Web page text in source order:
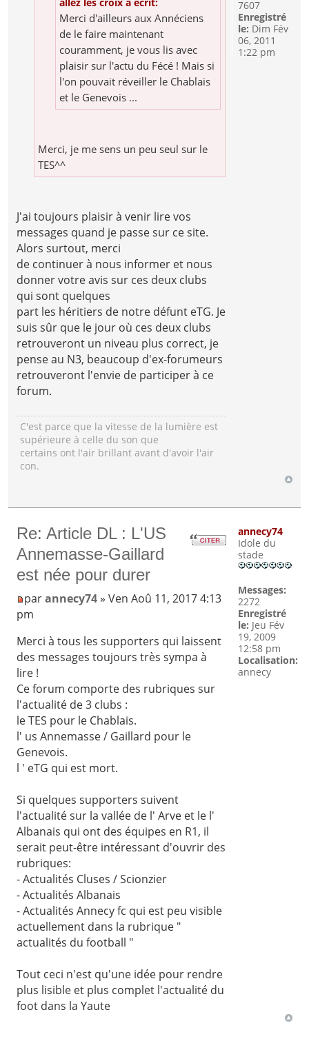
Merci d'ailleurs aux Annéciens
de le faire maintenant
couramment, je vous lis avec
plaisir sur l'actu du Fécé ! Mais si
l'on pouvait réveiller le Chablais
et le Genevois ...
Merci, je me sens un peu seul sur le
TES^^
J'ai toujours plaisir à venir lire vos
messages quand je passe sur ce site.
Alors surtout, merci
de continuer à nous informer et nous
donner votre avis sur ces deux clubs
qui sont quelques
part les héritiers de notre défunt eTG. Je
suis sûr que le jour où ces deux clubs
retrouveront un niveau plus correct, je
pense au N3, beaucoup d'ex-forumeurs
retrouveront l'envie de participer à ce
forum.
C'est parce que la vitesse de la lumière est
supérieure à celle du son que
certains ont l'air brillant avant d'avoir l'air
con.
7607
Enregistré
le: Dim Fév
06, 2011
1:22 pm
Re: Article DL : L'US
Annemasse-Gaillard
est née pour durer
parannecy74» Ven Aoû 11, 2017 4:13
pm
Merci à tous les supporters qui laissent
des messages toujours très sympa à
lire !
Ce forum comporte des rubriques sur
l'actualité de 3 clubs :
le TES pour le Chablais.
l' us Annemasse / Gaillard pour le
Genevois.
l ' eTG qui est mort.
Si quelques supporters suivent
l'actualité sur la vallée de l' Arve et le l'
Albanais qui ont des équipes en R1, il
serait peut-être intéressant d'ouvrir des
rubriques:
- Actualités Cluses / Scionzier
- Actualités Albanais
- Actualités Annecy fc qui est peu visible
actuellement dans la rubrique "
actualités du football "
Tout ceci n'est qu'une idée pour rendre
plus lisible et plus complet l'actualité du
foot dans la Yaute
annecy74
Idole du
stade
Messages:
2272
Enregistré
le: Jeu Fév
19, 2009
12:58 pm
Localisation:
annecy